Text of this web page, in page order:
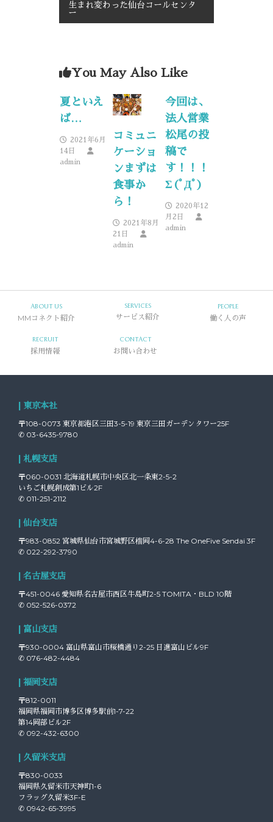
生まれ変わった仙台コールセンタ
ー
You May Also Like
夏といえ
ば…
2021年6月
14日
admin
コミュニ
ケーショ
ンまずは
食事か
ら！
2021年8月
21日
admin
今回は、
法人営業
松尾の投
稿で
す！！！
Σ(ﾟДﾟ)
2020年12
月2日
admin
ABOUT US
MMコネクト紹介
SERVICES
サービス紹介
PEOPLE
働く人の声
RECRUIT
採用情報
CONTACT
お問い合わせ
| 東京本社
〒108-0073 東京都港区三田3-5-19 東京三田ガーデンタワー25F
✆ 03-6435-9780
| 札幌支店
〒060-0031 北海道札幌市中央区北一条東2-5-2
いちご札幌創成第1ビル2F
✆ 011-251-2112
| 仙台支店
〒983-0852 宮城県仙台市宮城野区榴岡4-6-28 The OneFive Sendai 3F
✆ 022-292-3790
| 名古屋支店
〒451-0046 愛知県名古屋市西区牛島町2-5 TOMITA・BLD 10階
✆ 052-526-0372
| 富山支店
〒930-0004 富山県富山市桜橋通り2-25 日進富山ビル9F
✆ 076-482-4484
| 福岡支店
〒812-0011
福岡県福岡市博多区博多駅前1-7-22
第14岡部ビル2F
✆ 092-432-6300
| 久留米支店
〒830-0033
福岡県久留米市天神町1-6
フラッグ久留米3F-E
✆ 0942-65-3995